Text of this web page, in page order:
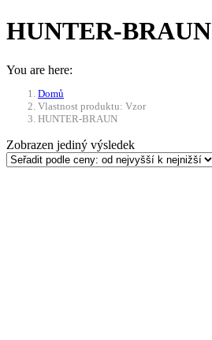
HUNTER-BRAUN
You are here:
Domů
Vlastnost produktu: Vzor
HUNTER-BRAUN
Zobrazen jediný výsledek